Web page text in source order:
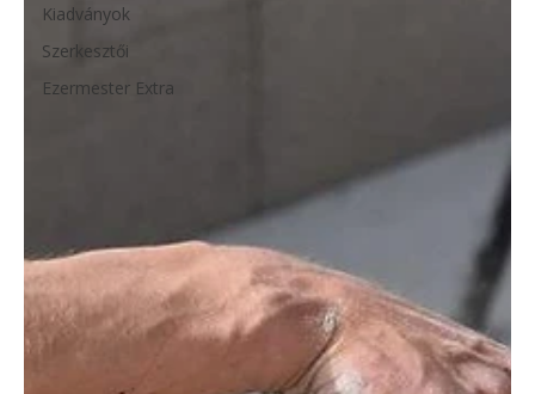
Kiadványok
Szerkesztői
Ezermester Extra